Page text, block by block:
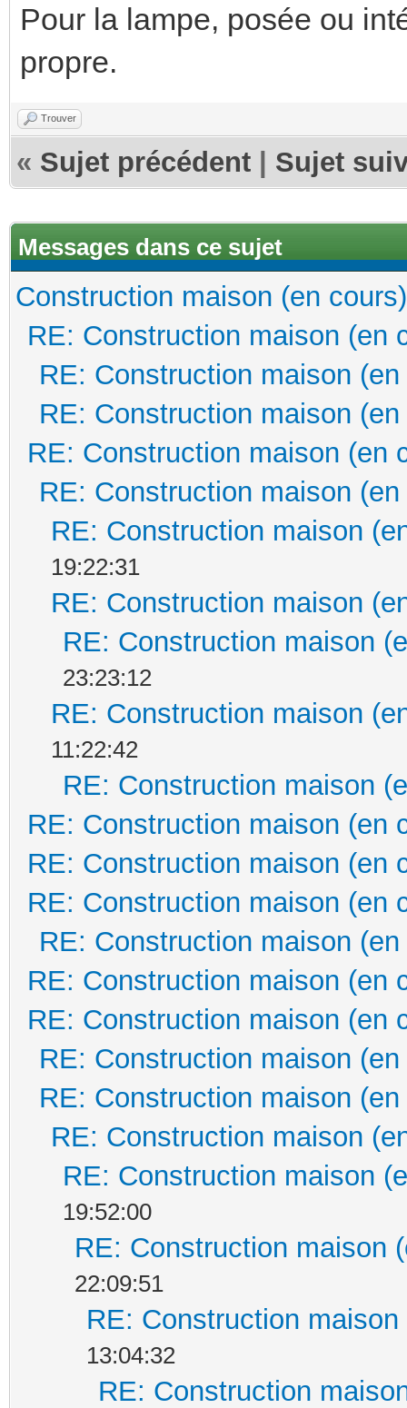
Pour la lampe, posée ou
propre.
Trouver
« Sujet précédent Sujet
Messages dans ce sujet
Construction maison (en cours)
RE: Construction maison (en
RE: Construction maison
RE: Construction maison
RE: Construction maison (en
RE: Construction maison
RE: Construction maison
19:22:31
RE: Construction maison
RE: Construction maison
23:23:12
RE: Construction maison
11:22:42
RE: Construction maison
RE: Construction maison (en
RE: Construction maison (en
RE: Construction maison (en
RE: Construction maison
RE: Construction maison (en
RE: Construction maison (en
RE: Construction maison
RE: Construction maison
RE: Construction maison
RE: Construction maison
19:52:00
RE: Construction maison
22:09:51
RE: Construction
13:04:32
RE: Construction